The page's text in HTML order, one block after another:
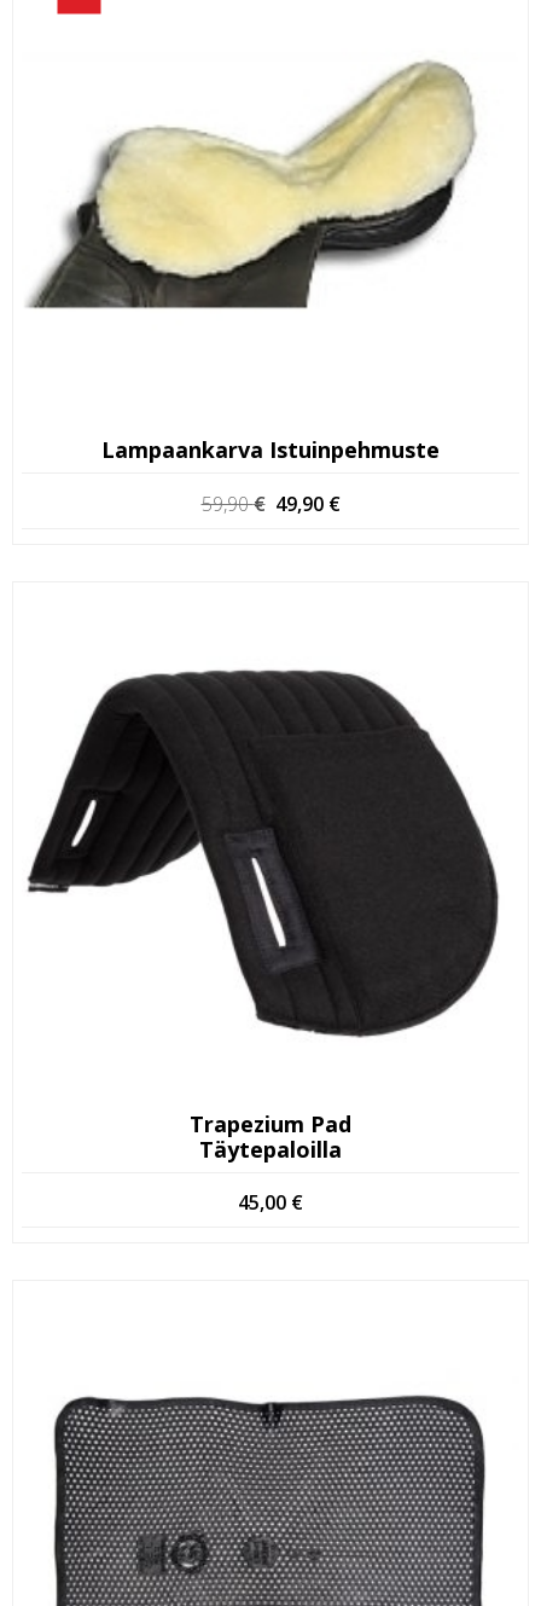
Lampaankarva Istuinpehmuste
59,90€ Alkuperäinen
49,90 €
Trapezium Pad
Täytepaloilla
45,00 €